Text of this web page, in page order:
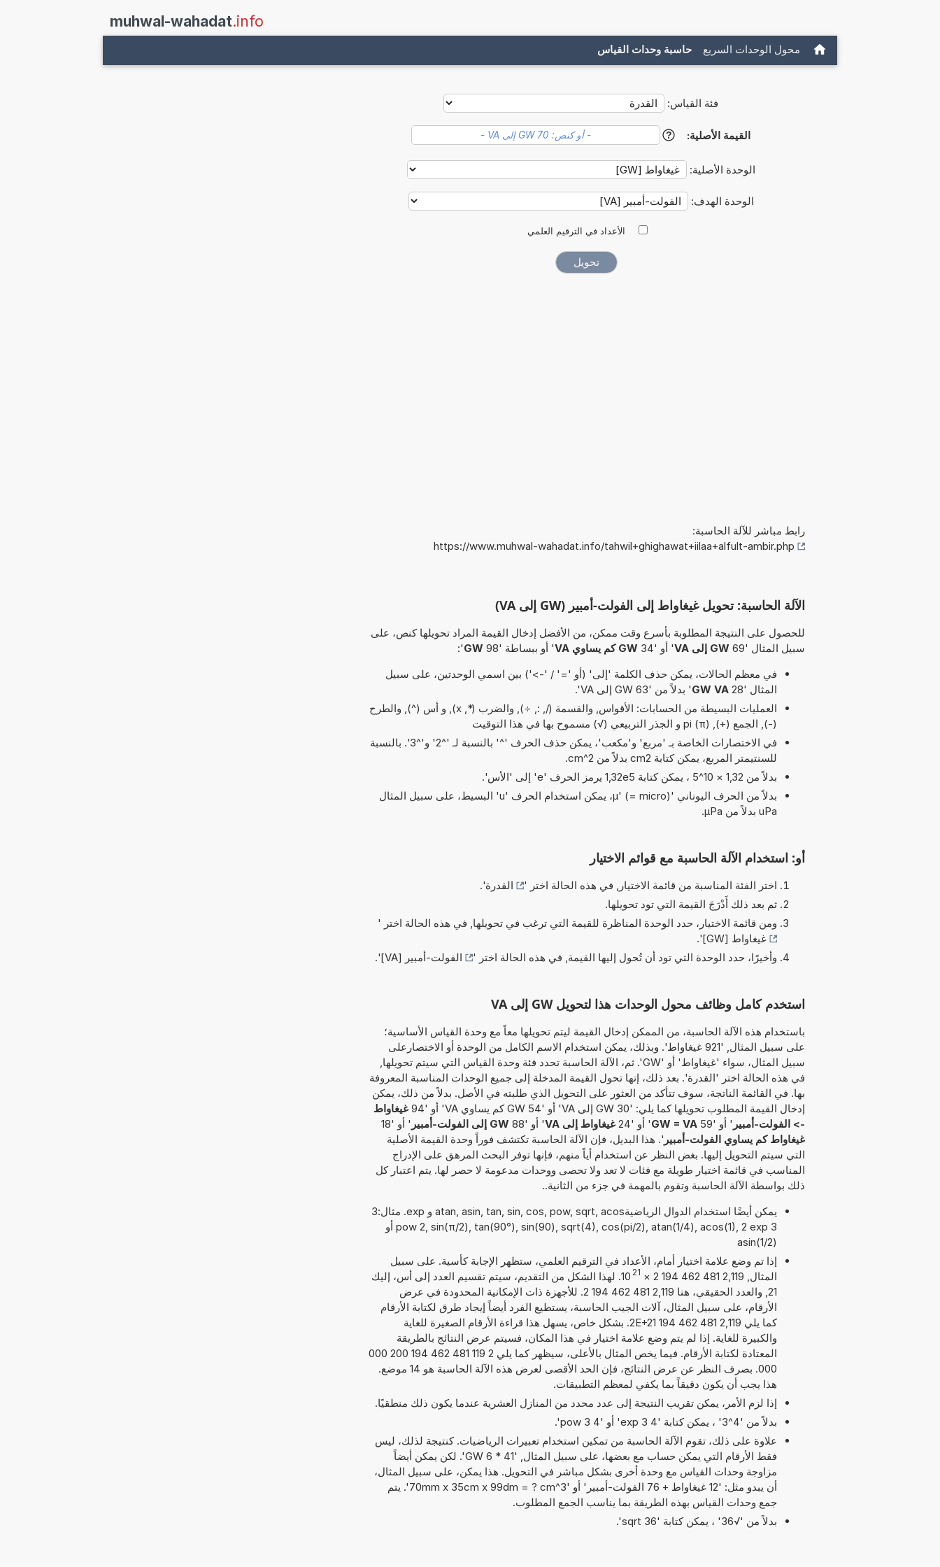
muhwal-wahadat.info
محول الوحدات السريع حاسبة وحدات القياس
فئة القياس:
القيمة الأصلية: ?
الوحدة الأصلية:
الوحدة الهدف:
الأعداد في الترقيم العلمي
رابط مباشر للآلة الحاسبة:
https://www.muhwal-wahadat.info/tahwil+ghighawat+iilaa+alfult-ambir.php
الآلة الحاسبة: تحويل غيغاواط إلى الفولت-أمبير (GW إلى VA)
للحصول على النتيجة المطلوبة بأسرع وقت ممكن، من الأفضل إدخال القيمة المراد تحويلها كنص، على
سبيل المثال '69
GW إلى VA ' أو '34 GW كم يساوي VA ' أو ببساطة '98 GW
':
في معظم الحالات، يمكن حذف الكلمة 'إلى' (أو '=' / '->') بين اسمي الوحدتين، على سبيل
المثال '28
GW VA' بدلاً من '63 GW إلى VA'.
العمليات البسيطة من الحسابات: الأقواس, والقسمة (/, :, ÷), والضرب (*, x), و أس (^), والطرح
(-), الجمع (+), pi (π) و الجذر التربيعي (√) مسموح بها في هذا التوقيت
في الاختصارات الخاصة بـ 'مربع' و'مكعب'، يمكن حذف الحرف '^' بالنسبة لـ '^2' و'^3'. بالنسبة
للسنتيمتر المربع، يمكن كتابة cm2 بدلاً من cm^2.
بدلاً من 1,32 × 10^5 ، يمكن كتابة 1,32e5 يرمز الحرف 'e' إلى 'الأس'.
بدلاً من الحرف اليوناني 'µ' (= micro)، يمكن استخدام الحرف 'u' البسيط، على سبيل المثال
uPa بدلاً من µPa.
أو: استخدام الآلة الحاسبة مع قوائم الاختيار
اختر الفئة المناسبة من قائمة الاختيار, في هذه الحالة اختر ' القدرة'.
ثم بعد ذلك أَدْرَجَ القيمة التي تود تحويلها.
ومن قائمة الاختيار، حدد الوحدة المناظرة للقيمة التي ترغب في تحويلها, في هذه الحالة اختر '
غيغاواط [GW]
'.
وأخيرًا، حدد الوحدة التي تود أن تُحول إليها القيمة, في هذه الحالة اختر '
الفولت-أمبير [VA] '.
استخدم كامل وظائف محول الوحدات هذا لتحويل GW إلى VA
باستخدام هذه الآلة الحاسبة، من الممكن إدخال القيمة ليتم تحويلها معاً مع وحدة القياس الأساسية؛
على سبيل المثال, '921 غيغاواط'. وبذلك، يمكن استخدام الاسم الكامل من الوحدة أو الاختصارعلى
سبيل المثال، سواء 'غيغاواط' أو 'GW'. ثم، الآلة الحاسبة تحدد فئة وحدة القياس التي سيتم تحويلها,
في هذه الحالة اختر 'القدرة'. بعد ذلك، إنها تحول القيمة المدخلة إلى جميع الوحدات المناسبة المعروفة
بها. في القائمة الناتجة، سوف تتأكد من العثور على التحويل الذي طلبته في الأصل. بدلاً من ذلك، يمكن
إدخال القيمة المطلوب تحويلها كما يلي: '30 GW إلى VA' أو '54 GW كم يساوي VA' أو '94
غيغاواط
-> الفولت-أمبير ' أو '59 GW = VA' أو '24 غيغاواط إلى VA ' أو '88 GW إلى الفولت-أمبير
' أو '18
غيغاواط كم يساوي الفولت-أمبير '. هذا البديل، فإن الآلة الحاسبة تكتشف فوراً وحدة القيمة الأصلية
التي سيتم التحويل إليها. بغض النظر عن استخدام أياً منهم، فإنها توفر البحث المرهق على الإدراج
المناسب في قائمة اختيار طويلة مع فئات لا تعد ولا تحصى ووحدات مدعومة لا حصر لها. يتم اعتبار كل
ذلك بواسطة الآلة الحاسبة وتقوم بالمهمة في جزء من الثانية..
يمكن أيضًا استخدام الدوال الرياضيةatan, asin, tan, sin, cos, pow, sqrt, acos و exp. مثال:3
pow 2, sin(π/2), tan(90°), sin(90), sqrt(4), cos(pi/2), atan(1/4), acos(1), 2 exp 3 أو
asin(1/2)
إذا تم وضع علامة اختيار أمام، الأعداد في الترقيم العلمي، ستظهر الإجابة كأسية. على سبيل
المثال, 2,119 481 462 194 2
×
10 21
. لهذا الشكل من التقديم، سيتم تقسيم العدد إلى أس، إليك
21, والعدد الحقيقي، هنا 2,119 481 462 194 2. للأجهزة ذات الإمكانية المحدودة في عرض
الأرقام، على سبيل المثال، آلات الجيب الحاسبة، يستطيع الفرد أيضاً إيجاد طرق لكتابة الأرقام
كما يلي 2,119 481 462 194 2E+21. بشكل خاص، يسهل هذا قراءة الأرقام الصغيرة للغاية
والكبيرة للغاية. إذا لم يتم وضع علامة اختيار في هذا المكان، فسيتم عرض النتائج بالطريقة
المعتادة لكتابة الأرقام. فيما يخص المثال بالأعلى، سيظهر كما يلي 2 119 481 462 194 200 000
000. بصرف النظر عن عرض النتائج، فإن الحد الأقصى لعرض هذه الآلة الحاسبة هو 14 موضع.
هذا يجب أن يكون دقيقاً بما يكفي لمعظم التطبيقات.
إذا لزم الأمر، يمكن تقريب النتيجة إلى عدد محدد من المنازل العشرية عندما يكون ذلك منطقيًا.
بدلاً من '4^3' ، يمكن كتابة '4 exp 3' أو '4 pow 3'.
علاوة على ذلك، تقوم الآلة الحاسبة من تمكين استخدام تعبيرات الرياضيات. كنتيجة لذلك، ليس
فقط الأرقام التي يمكن حساب مع بعضها، على سبيل المثال, '41 * 6 GW'. لكن يمكن أيضاً
مزاوجة وحدات القياس مع وحدة أخرى بشكل مباشر في التحويل. هذا يمكن، على سبيل المثال،
أن يبدو مثل: '12 غيغاواط + 76 الفولت-أمبير' أو '70mm x 35cm x 99dm = ? cm^3'. يتم
جمع وحدات القياس بهذه الطريقة بما يناسب الجمع المطلوب.
بدلاً من '√36' ، يمكن كتابة 'sqrt 36'.